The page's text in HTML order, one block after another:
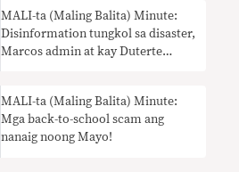
MALI-ta (Maling Balita) Minute:
Disinformation tungkol sa disaster,
Marcos admin at kay Duterte
MALI-ta (Maling Balita) Minute:
Mga back-to-school scam ang
nanaig noong Mayo!